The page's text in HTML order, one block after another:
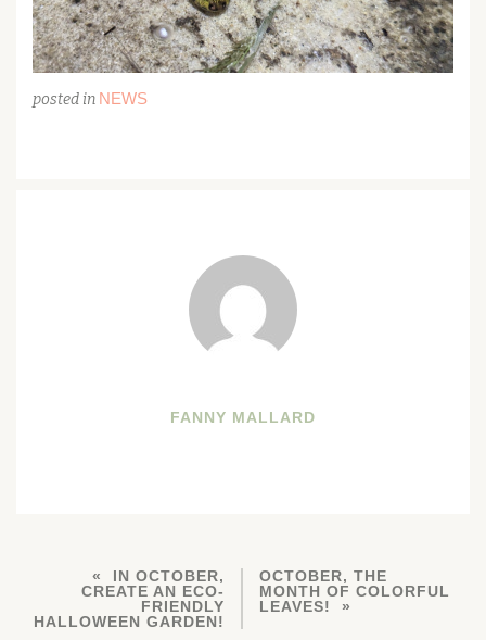
posted in NEWS
FANNY MALLARD
IN OCTOBER,
CREATE AN ECO-
FRIENDLY
HALLOWEEN GARDEN!
OCTOBER, THE
MONTH OF COLORFUL
LEAVES!